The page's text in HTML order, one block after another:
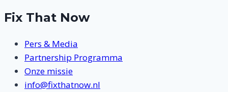
Fix That Now
Pers & Media
Partnership Programma
Onze missie
info@fixthatnow.nl